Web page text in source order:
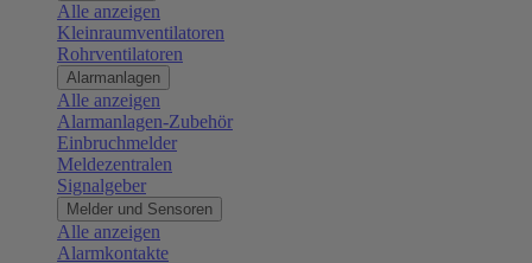
Alle anzeigen
Kleinraumventilatoren
Rohrventilatoren
Alarmanlagen
Alle anzeigen
Alarmanlagen-Zubehör
Einbruchmelder
Meldezentralen
Signalgeber
Melder und Sensoren
Alle anzeigen
Alarmkontakte